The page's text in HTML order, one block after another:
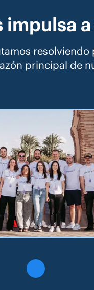
impulsa
principal de